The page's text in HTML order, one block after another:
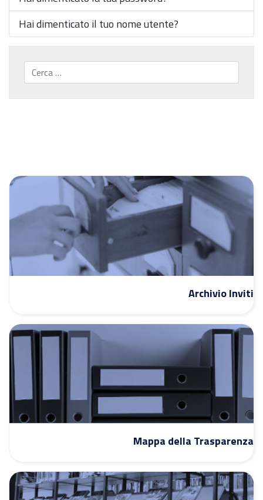
Hai dimenticato il tuo nome utente?
Cerca...
Archivio Inviti
Mappa della Trasparenza